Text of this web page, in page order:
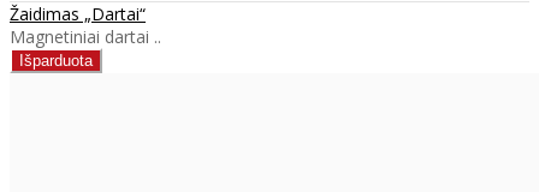
Žaidimas „Dartai“
Magnetiniai dartai ..